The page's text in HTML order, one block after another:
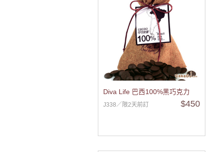
Diva Life 巴西100%黑巧克力
J338／限2天前訂 $450